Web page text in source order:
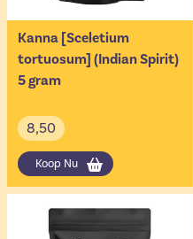
Kanna [Sceletium
tortuosum] (Indian Spirit)
5 gram
8,50
Koop Nu